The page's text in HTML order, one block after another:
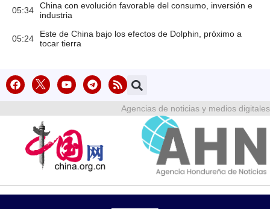
05:34
China con evolución favorable del consumo, inversión e
industria
05:24
Este de China bajo los efectos de Dolphin, próximo a
tocar tierra
Agencias de noticias y medios digitales